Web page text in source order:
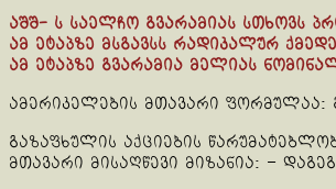
აშშ- ს საელჩო გვარამიას სთხოვს
ამ ეტაპზე მსგავსს რადიკალურ
ამ ეტაპზე გვარამია მელიას
ამერიკელების მთავარი ფორმულაა:
გაზაფხულის აქციების
მთავარი მისაღწევი მიზანია: –